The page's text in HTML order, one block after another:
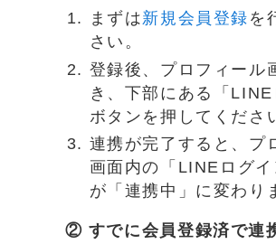
まずは新規会員登録 を
さい。
登録後、プロフィール
き、下部にある「LINE
ボタンを押してくださ
連携が完了すると、プ
画面内の「LINEログイ
が「連携中」に変わり
② すでに会員登録済で連